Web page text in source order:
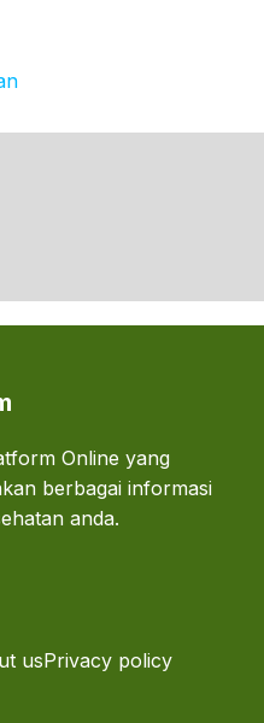
Online yang
berbagai informasi
anda.
usPrivacy policy